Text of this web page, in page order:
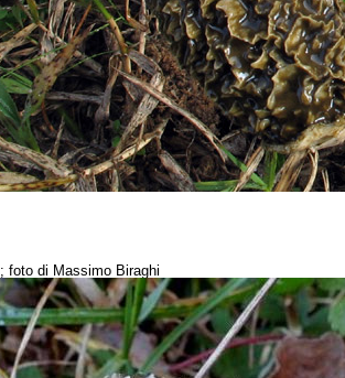
; foto di Massimo Biraghi